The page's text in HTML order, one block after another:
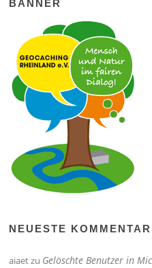
BANNER
NEUESTE
aiaetzu Gelöschte Benutzer in